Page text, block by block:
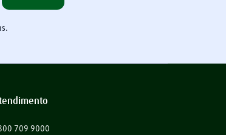
709 9000